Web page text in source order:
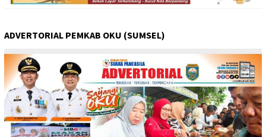
ADVERTORIAL PEMKAB OKU (SUMSEL)